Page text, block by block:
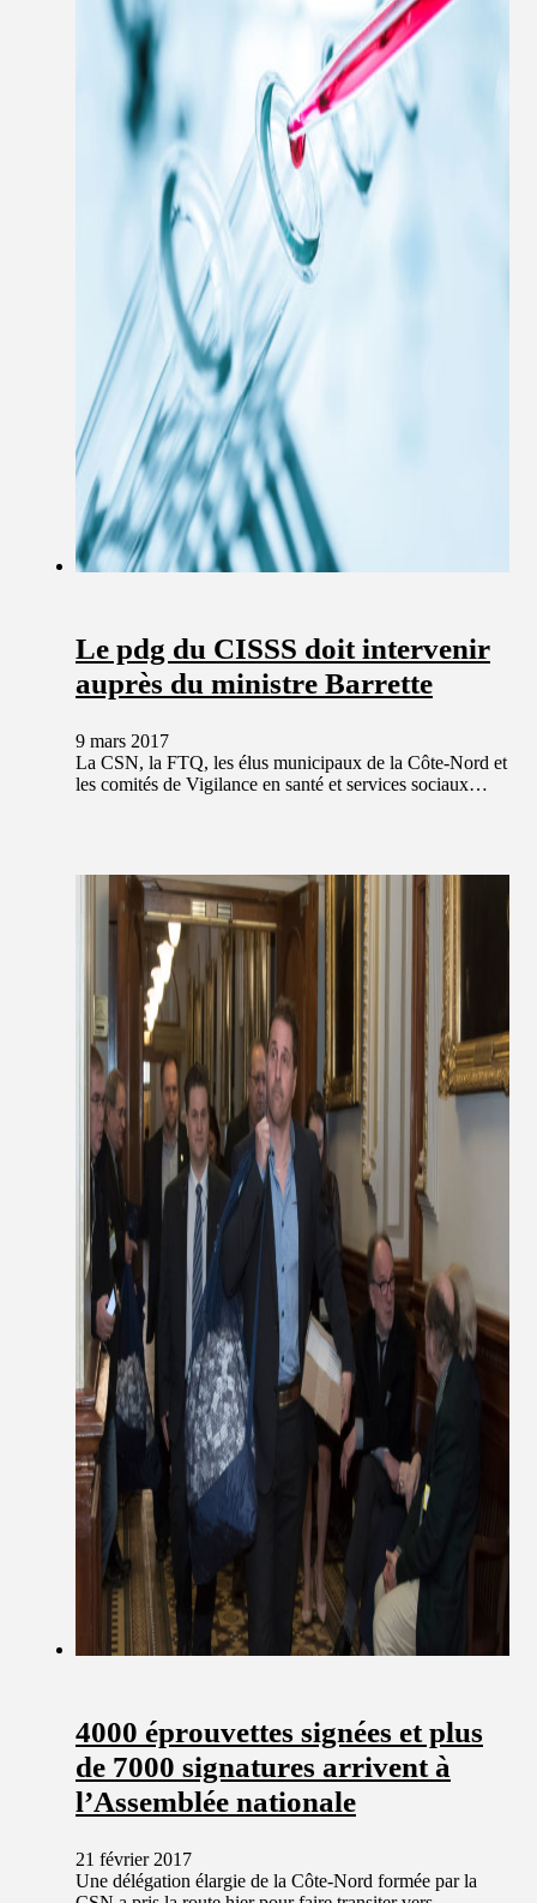
Le pdg du CISSS doit intervenir
auprès du ministre Barrette
9 mars 2017
La CSN, la FTQ, les élus municipaux de la Côte-Nord et
les comités de Vigilance en santé et services sociaux…
4000 éprouvettes signées et plus
de 7000 signatures arrivent à
l’Assemblée nationale
21 février 2017
Une délégation élargie de la Côte-Nord formée par la